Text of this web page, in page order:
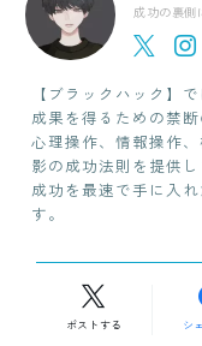
成功の裏側
【ブラックハック】
成果を得るための禁
心理操作、情報操作
影の成功法則を提供し
成功を最速で手に入
す。
ポストする シ